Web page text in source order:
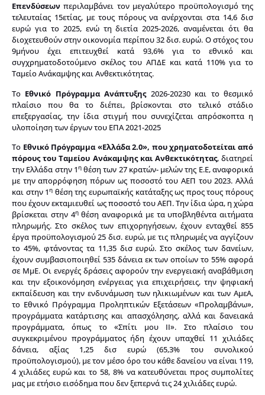
Επενδύσεων περιλαμβάνει τον μεγαλύτερο προϋπολογισμό της
τελευταίας 15ετίας, με τους πόρους να ανέρχονται στα 14,6 δισ
ευρώ για το 2025, ενώ τη διετία 2025-2026, αναμένεται ότι θα
διοχετευθούν στην οικονομία περίπου 32 δισ. ευρώ. Ο στόχος του
9μήνου έχει επιτευχθεί κατά 93,6% για το εθνικό και
συγχρηματοδοτούμενο σκέλος του ΑΠΔΕ και κατά 110% για το
Ταμείο Ανάκαμψης και Ανθεκτικότητας.
Το Εθνικό Πρόγραμμα Ανάπτυξης2026-20230 και το θεσμικό
πλαίσιο που θα το διέπει, βρίσκονται στο τελικό στάδιο
επεξεργασίας, την ίδια στιγμή που συνεχίζεται απρόσκοπτα η
υλοποίηση των έργων του ΕΠΑ 2021-2025
Το Εθνικό Πρόγραμμα «Ελλάδα 2.0», που χρηματοδοτείται από
πόρους του Ταμείου Ανάκαμψης και Ανθεκτικότητας, διατηρεί
την Ελλάδα στην 1ηθέση των 27 κρατών- μελών της Ε.Ε, αναφορικά
με την απορρόφηση πόρων ως ποσοστό του ΑΕΠ του 2023. Αλλά
και στην 1η θέση της ευρωπαϊκής κατάταξης ως προς τους πόρους
που έχουν εκταμιευθεί ως ποσοστό του ΑΕΠ. Την ίδια ώρα, η χώρα
βρίσκεται στην 4ηθέση αναφορικά με τα υποβληθέντα αιτήματα
πληρωμής. Στο σκέλος των επιχορηγήσεων, έχουν ενταχθεί 855
έργα προϋπολογισμού 25 δισ. ευρώ, με τις πληρωμές να αγγίζουν
το 45%, φτάνοντας τα 11,35 δισ ευρώ. Στο σκέλος των δανείων,
έχουν συμβασιοποιηθεί 535 δάνεια εκ των οποίων το 55% αφορά
σε ΜμΕ. Οι ενεργές δράσεις αφορούν την ενεργειακή αναβάθμιση
και την εξοικονόμηση ενέργειας για επιχειρήσεις, την ψηφιακή
εκπαίδευση και την ενδυνάμωση των ηλικιωμένων και των ΑμεΑ,
το Εθνικό Πρόγραμμα Προληπτικών Εξετάσεων «Προλαμβάνω»,
προγράμματα κατάρτισης και απασχόλησης, αλλά και δανειακά
προγράμματα, όπως το «Σπίτι μου ΙΙ». Στο πλαίσιο του
συγκεκριμένου προγράμματος ήδη έχουν υπαχθεί 11 χιλιάδες
δάνεια, αξίας 1,25 δισ ευρώ (65,3% του συνολικού
προϋπολογισμού), με τον μέσο όρο του κάθε δανείου να είναι 119,
4 χιλιάδες ευρώ και το 58, 8% να κατευθύνεται προς συμπολίτες
μας με ετήσιο εισόδημα που δεν ξεπερνά τις 24 χιλιάδες ευρώ.